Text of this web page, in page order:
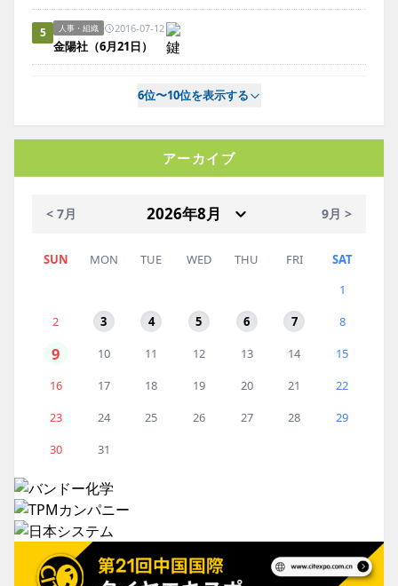
5 人事・組織 2016-07-12
金陽社（6月21日）
6位〜10位を表示する
アーカイブ
< 7月 9月 >
SUN MON TUE WED THU FRI
SAT
1
2
3 4 5 6 7 8
9 10 11 12 13 14
15
16
17 18 19 20 21
22
23
24 25 26 27 28
29
30
31